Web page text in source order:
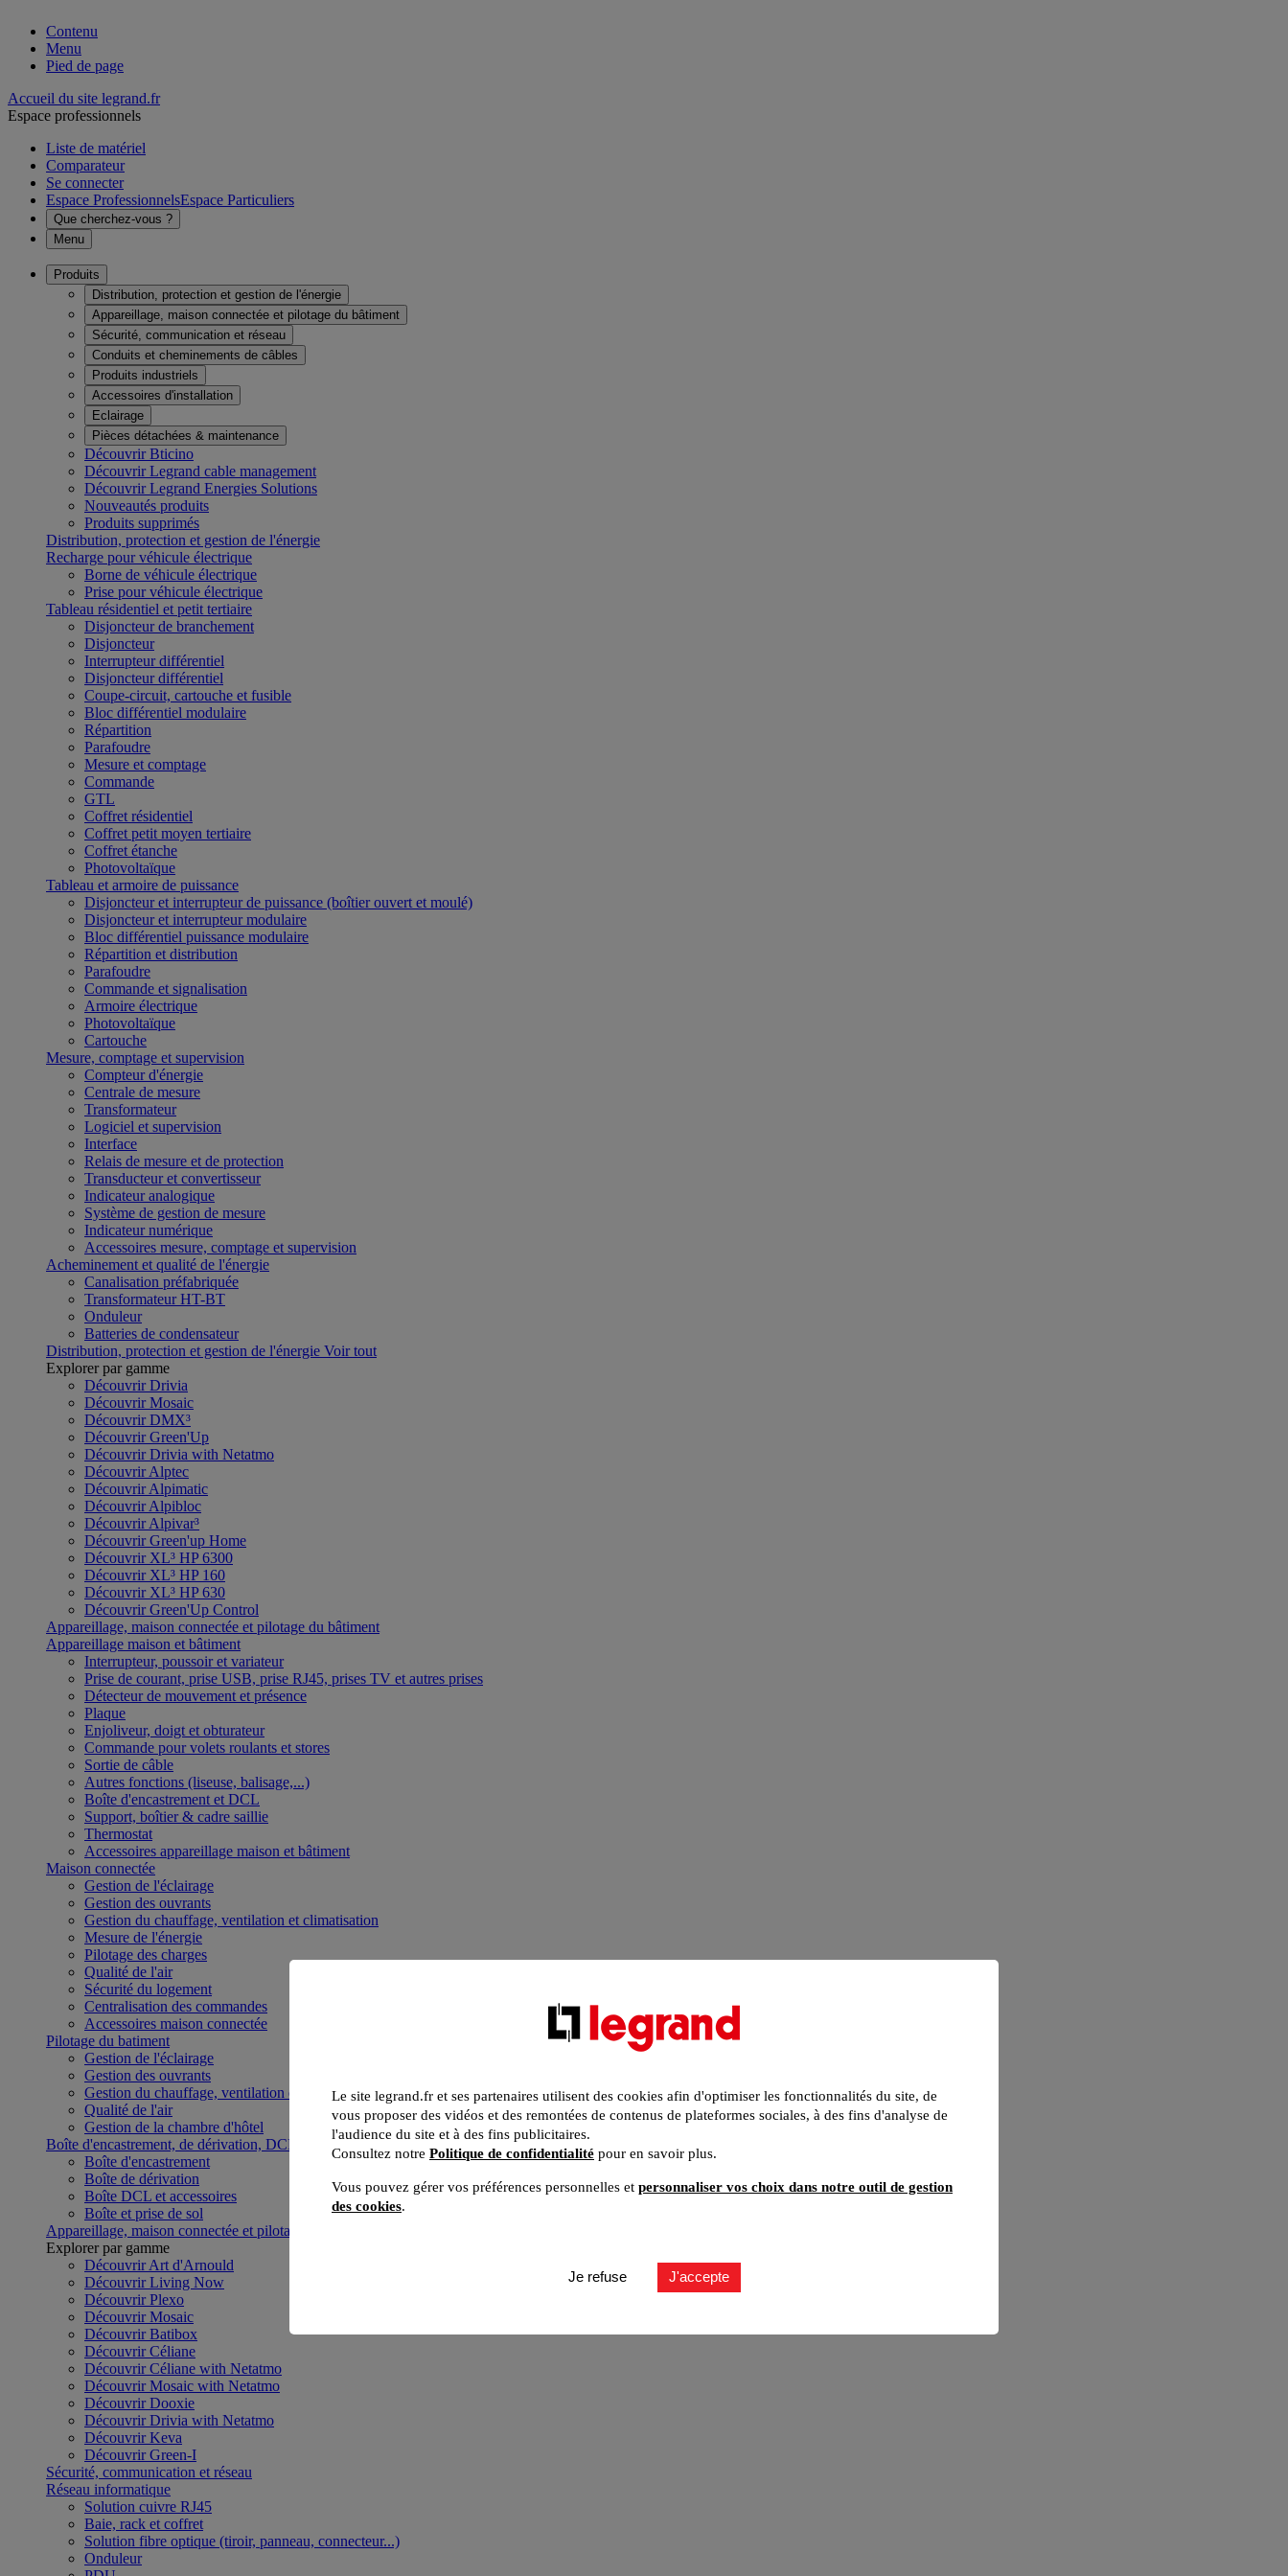
Contenu
Menu
Pied de page
Accueil du site legrand.fr
Espace professionnels
Liste de matériel
Comparateur
Se connecter
Espace ProfessionnelsEspace Particuliers
Que cherchez-vous ?
Menu
Produits
Distribution, protection et gestion de l'énergie
Appareillage, maison connectée et pilotage du bâtiment
Sécurité, communication et réseau
Conduits et cheminements de câbles
Produits industriels
Accessoires d'installation
Eclairage
Pièces détachées & maintenance
Découvrir Bticino
Découvrir Legrand cable management
Découvrir Legrand Energies Solutions
Nouveautés produits
Produits supprimés
Distribution, protection et gestion de l'énergie
Recharge pour véhicule électrique
Borne de véhicule électrique
Prise pour véhicule électrique
Tableau résidentiel et petit tertiaire
Disjoncteur de branchement
Disjoncteur
Interrupteur différentiel
Disjoncteur différentiel
Coupe-circuit, cartouche et fusible
Bloc différentiel modulaire
Répartition
Parafoudre
Mesure et comptage
Commande
GTL
Coffret résidentiel
Coffret petit moyen tertiaire
Coffret étanche
Photovoltaïque
Tableau et armoire de puissance
Disjoncteur et interrupteur de puissance (boîtier ouvert et moulé)
Disjoncteur et interrupteur modulaire
Bloc différentiel puissance modulaire
Répartition et distribution
Parafoudre
Commande et signalisation
Armoire électrique
Photovoltaïque
Cartouche
Mesure, comptage et supervision
Compteur d'énergie
Centrale de mesure
Transformateur
Logiciel et supervision
Interface
Relais de mesure et de protection
Transducteur et convertisseur
Indicateur analogique
Système de gestion de mesure
Indicateur numérique
Accessoires mesure, comptage et supervision
Acheminement et qualité de l'énergie
Canalisation préfabriquée
Transformateur HT-BT
Onduleur
Batteries de condensateur
Distribution, protection et gestion de l'énergie Voir tout
Explorer par gamme
Découvrir Drivia
Découvrir Mosaic
Découvrir DMX³
Découvrir Green'Up
Découvrir Drivia with Netatmo
Découvrir Alptec
Découvrir Alpimatic
Découvrir Alpibloc
Découvrir Alpivar³
Découvrir Green'up Home
Découvrir XL³ HP 6300
Découvrir XL³ HP 160
Découvrir XL³ HP 630
Découvrir Green'Up Control
Appareillage, maison connectée et pilotage du bâtiment
Appareillage maison et bâtiment
Interrupteur, poussoir et variateur
Prise de courant, prise USB, prise RJ45, prises TV et autres prises
Détecteur de mouvement et présence
Plaque
Enjoliveur, doigt et obturateur
Commande pour volets roulants et stores
Sortie de câble
Autres fonctions (liseuse, balisage,...)
Boîte d'encastrement et DCL
Support, boîtier & cadre saillie
Thermostat
Accessoires appareillage maison et bâtiment
Maison connectée
Gestion de l'éclairage
Gestion des ouvrants
Gestion du chauffage, ventilation et climatisation
Mesure de l'énergie
Pilotage des charges
Qualité de l'air
Sécurité du logement
Centralisation des commandes
Accessoires maison connectée
Pilotage du batiment
Gestion de l'éclairage
Gestion des ouvrants
Gestion du chauffage, ventilation et climatisation
Qualité de l'air
Gestion de la chambre d'hôtel
Boîte d'encastrement, de dérivation, DCL et boîte de sol
Boîte d'encastrement
Boîte de dérivation
Boîte DCL et accessoires
Boîte et prise de sol
Appareillage, maison connectée et pilotage du bâtiment
Explorer par gamme
Découvrir Art d'Arnould
Découvrir Living Now
Découvrir Plexo
Découvrir Mosaic
Découvrir Batibox
Découvrir Céliane
Découvrir Céliane with Netatmo
Découvrir Mosaic with Netatmo
Découvrir Dooxie
Découvrir Drivia with Netatmo
Découvrir Keva
Découvrir Green-I
Sécurité, communication et réseau
Réseau informatique
Solution cuivre RJ45
Baie, rack et coffret
Solution fibre optique (tiroir, panneau, connecteur...)
Onduleur
Le site legrand.fr et ses partenaires utilisent des cookies afin d'optimiser les fonctionnalités du site, de
vous proposer des vidéos et des remontées de contenus de plateformes sociales, à des fins d'analyse de
l'audience du site et à des fins publicitaires.
Consultez notre Politique de confidentialité pour en savoir plus.
Vous pouvez gérer vos préférences personnelles et personnaliser vos choix dans notre outil de gestion
des cookies.
Je refuse J'accepte